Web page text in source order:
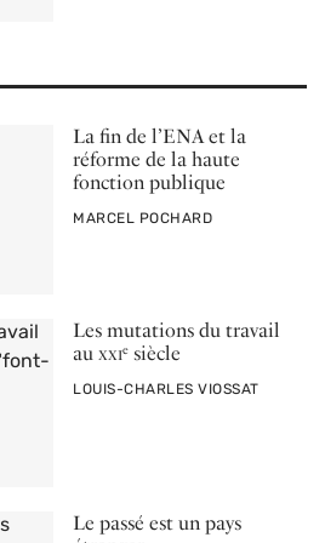
La fin de l’ENA et la
réforme de la haute
fonction publique
PAR
MARCEL POCHARD
Les mutations du travail
au xxie siècle
PAR
LOUIS-CHARLES VIOSSAT
Le passé est un pays